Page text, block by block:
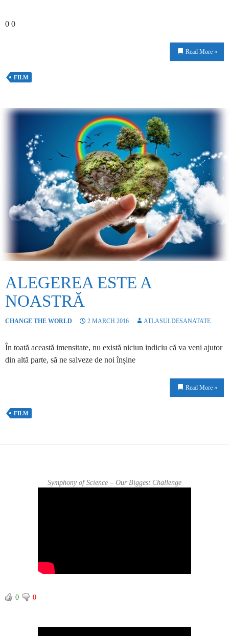
0 0
Read More »
FILM
ALEGEREA ESTE A
NOASTRĂ
CHANGE THE WORLD 2 MARCH 2016 ATLASULDESANATATE
În toată această imensitate, nu există niciun indiciu că va veni ajutor
din altă parte, să ne salveze de noi înșine
Read More »
FILM
Symphony of Science – Our Biggest Challenge
0 0